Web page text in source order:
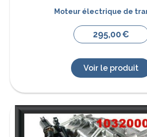
Moteur électrique de
295,00€
Voir le produit